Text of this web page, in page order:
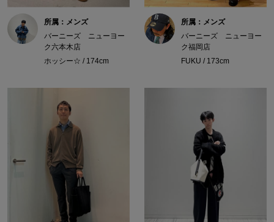
所属：メンズ
バーニーズ ニューヨー
ク六本木店
ホッシー☆ / 174cm
所属：メンズ
バーニーズ ニューヨー
ク福岡店
FUKU / 173cm